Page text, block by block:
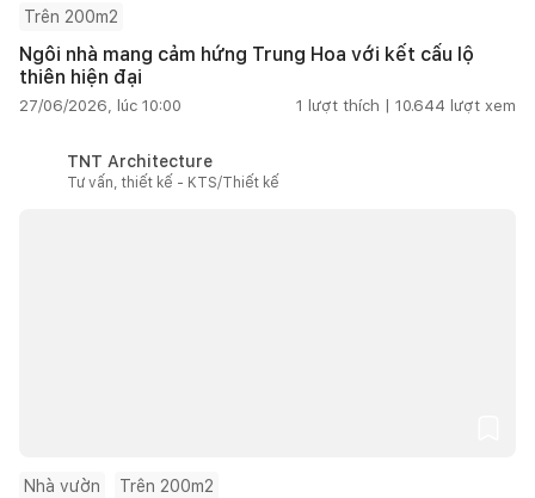
Trên 200m2
Ngôi nhà mang cảm hứng Trung Hoa với kết cấu lộ
thiên hiện đại
27/06/2026, lúc 10:00 1 lượt thích | 10.644 lượt xem
TNT Architecture
Tư vấn, thiết kế - KTS/Thiết kế
Nhà vườn Trên 200m2